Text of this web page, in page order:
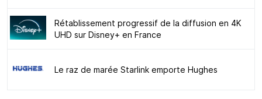
Rétablissement progressif de la diffusion en 4K
UHD sur Disney+ en France
Le raz de marée Starlink emporte Hughes